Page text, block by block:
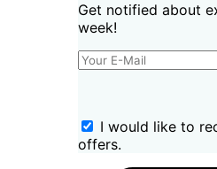
Get notified about
week!
I would like to
offers.